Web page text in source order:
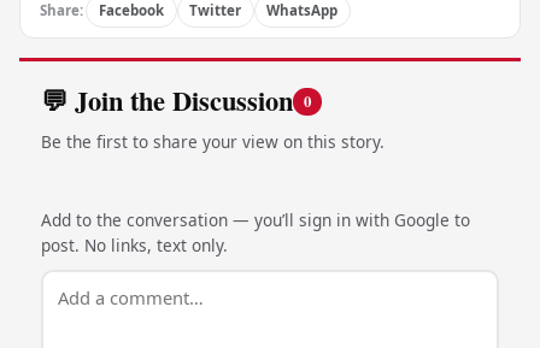
Share: Facebook Twitter WhatsApp
💬 Join the Discussion 0
Be the first to share your view on this story.
Add to the conversation — you’ll sign in with Google to
post. No links, text only.